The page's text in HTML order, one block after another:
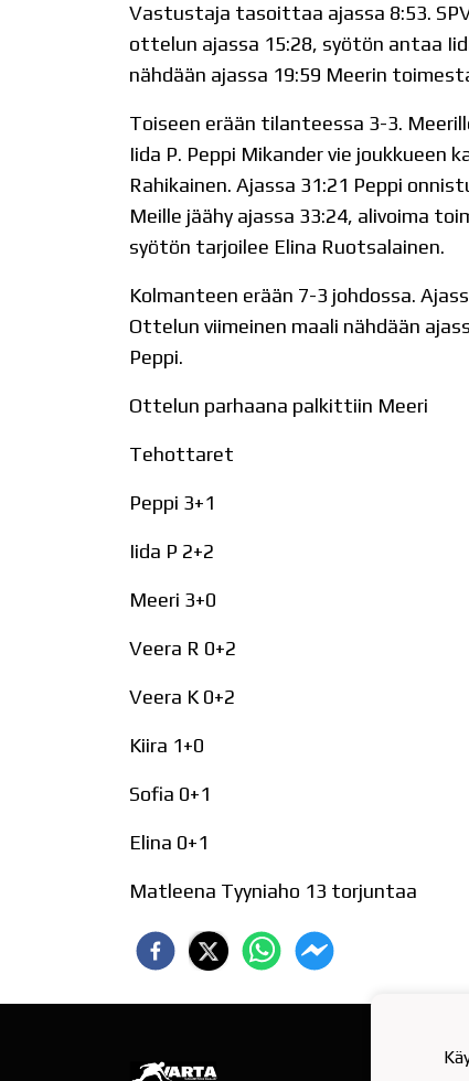
Vastustaja tasoittaa ajassa 8:53.
ottelun ajassa 15:28, syötön antaa
nähdään ajassa 19:59 Meerin
Toiseen erään tilanteessa 3-3.
Iida P. Peppi Mikander vie joukkueen
Rahikainen. Ajassa 31:21 Peppi
Meille jäähy ajassa 33:24, alivoima
syötön tarjoilee Elina Ruotsalainen.
Kolmanteen erään 7-3 johdossa.
Ottelun viimeinen maali nähdään
Peppi.
Ottelun parhaana palkittiin Meeri
Tehottaret
Peppi 3+1
Iida P 2+2
Meeri 3+0
Veera R 0+2
Veera K 0+2
Kiira 1+0
Sofia 0+1
Elina 0+1
Matleena Tyyniaho 13 torjuntaa